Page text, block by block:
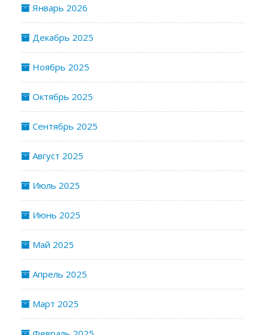
Январь 2026
Декабрь 2025
Ноябрь 2025
Октябрь 2025
Сентябрь 2025
Август 2025
Июль 2025
Июнь 2025
Май 2025
Апрель 2025
Март 2025